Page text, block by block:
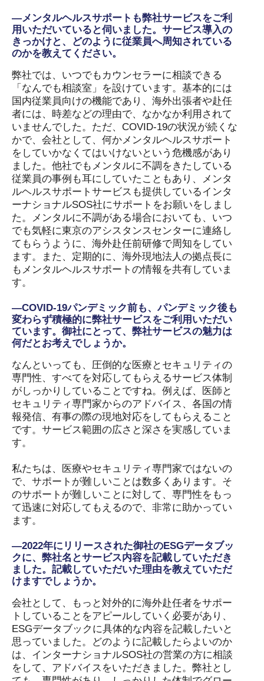
―メンタルヘルスサポートも弊社サービスをご利
用いただいていると伺いました。サービス導入の
きっかけと、どのように従業員へ周知されている
のかを教えてください。
弊社では、いつでもカウンセラーに相談できる
「なんでも相談室」を設けています。基本的には
国内従業員向けの機能であり、海外出張者や赴任
者には、時差などの理由で、なかなか利用されて
いませんでした。ただ、COVID-19の状況が続くな
かで、会社として、何かメンタルヘルスサポート
をしていかなくてはいけないという危機感があり
ました。他社でもメンタルに不調をきたしている
従業員の事例も耳にしていたこともあり、メンタ
ルヘルスサポートサービスも提供しているインタ
ーナショナルSOS社にサポートをお願いをしまし
た。メンタルに不調がある場合においても、いつ
でも気軽に東京のアシスタンスセンターに連絡し
てもらうように、海外赴任前研修で周知をしてい
ます。また、定期的に、海外現地法人の拠点長に
もメンタルヘルスサポートの情報を共有していま
す。
―COVID-19パンデミック前も、パンデミック後も
変わらず積極的に弊社サービスをご利用いただい
ています。御社にとって、弊社サービスの魅力は
何だとお考えでしょうか。
なんといっても、圧倒的な医療とセキュリティの
専門性、すべてを対応してもらえるサービス体制
がしっかりしていることですね。例えば、医師と
セキュリティ専門家からのアドバイス、各国の情
報発信、有事の際の現地対応をしてもらえること
です。サービス範囲の広さと深さを実感していま
す。
私たちは、医療やセキュリティ専門家ではないの
で、サポートが難しいことは数多くあります。そ
のサポートが難しいことに対して、専門性をもっ
て迅速に対応してもえるので、非常に助かってい
ます。
―2022年にリリースされた御社のESGデータブッ
クに、弊社名とサービス内容を記載していただき
ました。記載していただいた理由を教えていただ
けますでしょうか。
会社として、もっと対外的に海外赴任者をサポー
トしていることをアピールしていく必要があり、
ESGデータブックに具体的な内容を記載したいと
思っていました。どのように記載したらよいのか
は、インターナショナルSOS社の営業の方に相談
をして、アドバイスをいただきました。弊社とし